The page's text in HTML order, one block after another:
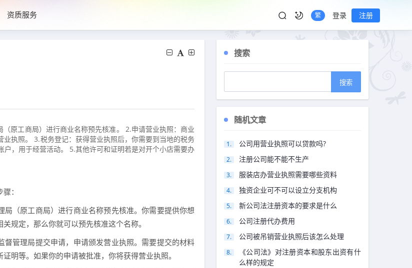
资质服务 繁 登录 注册
原工商局）进行商业名称预先核准。 2.申请营业执照：商业
执照。 3.税务登记：获得营业执照后，你需要到当地的税务
，用于经营活动。 5.其他许可和证明若是对开个小店需要办
：
（原工商局）进行商业名称预先核准。你需要提供你想
规定，那么你就可以预先核准这个名称。
管理局提交申请，申请颁发营业执照。需要提交的材料
明等。如果你的申请被批准，你将获得营业执照。
搜索
随机文章
公司用营业执照可以贷款吗?
注册公司能不能不生产
服装店办营业执照需要哪些资料
独资企业可不可以设立分支机构
新公司法注册资本的要求是什么
公司注册代办费用
公司被吊销营业执照后该怎么处理
《公司法》对注册资本和股东出资有什
么样的规定